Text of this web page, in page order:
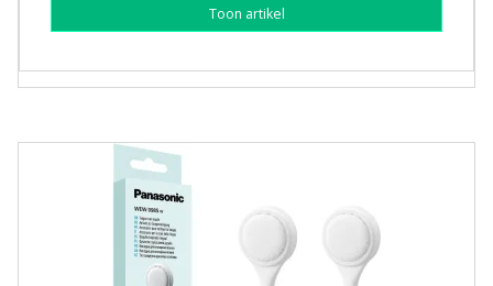
Toon artikel